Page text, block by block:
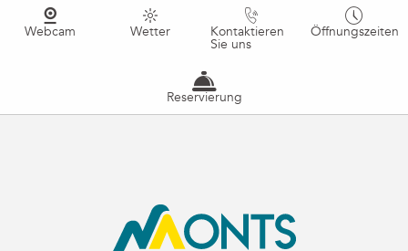
Webcam Wetter Kontaktieren
Sie uns
Öffnungszeiten
Reservierung